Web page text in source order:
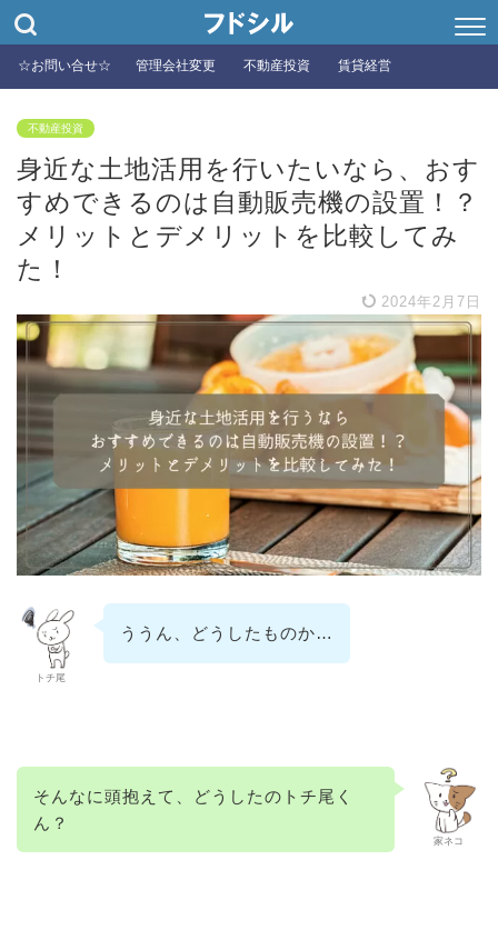
☆お問い合せ☆ 管理会社変更 不動産投資 賃貸経営
不動産投資
身近な土地活用を行いたいなら、おす
すめできるのは自動販売機の設置！？
メリットとデメリットを比較してみ
た！
2024年2月7日
トチ尾
ううん、どうしたものか…
家ネコ
そんなに頭抱えて、どうしたのトチ尾く
ん？